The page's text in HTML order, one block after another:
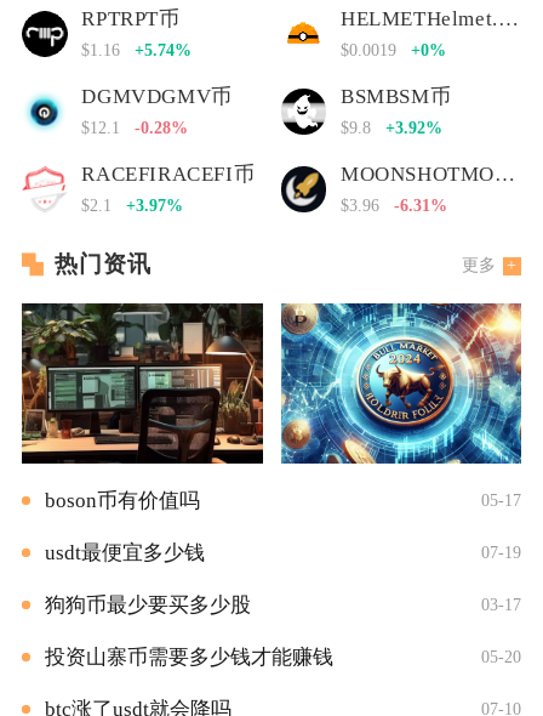
RPTRPT币
$1.16 +5.74%
HELMETHelmet.insure Governance Token
$0.0019 +0%
DGMVDGMV币
$12.1 -0.28%
BSMBSM币
$9.8 +3.92%
RACEFIRACEFI币
$2.1 +3.97%
MOONSHOTMOONSHOT币
$3.96 -6.31%
热门资讯 更多
boson币有价值吗 05-17
usdt最便宜多少钱 07-19
狗狗币最少要买多少股 03-17
投资山寨币需要多少钱才能赚钱 05-20
btc涨了usdt就会降吗 07-10